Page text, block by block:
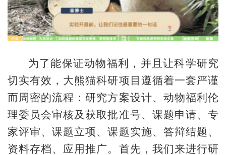
为了能保证动物福利，并且让科学研究
切实有效，大熊猫科研项目遵循着一套严谨
而周密的流程：研究方案设计、动物福利伦
理委员会审核及获取批准号、课题申请、专
家评审、课题立项、课题实施、答辩结题、
资料存档、应用推广。 首先，我们来进行研